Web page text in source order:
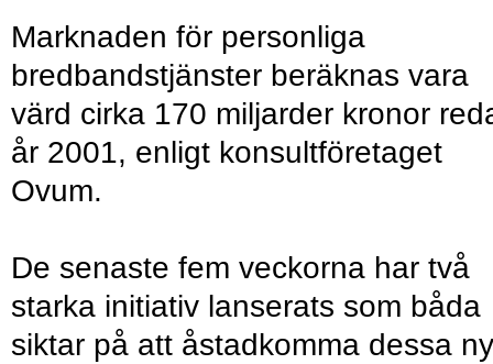
Marknaden för personliga
bredbandstjänster beräknas vara
värd cirka 170 miljarder kronor
år 2001, enligt konsultföretaget
Ovum.
De senaste fem veckorna har två
starka initiativ lanserats som båda
siktar på att åstadkomma dessa